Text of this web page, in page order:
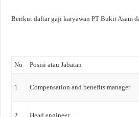
Berikut daftar gaji karyawan PT Bukit Asam
No Posisi atau Jabatan
1 Compensation and benefits manager
2 Head engineer